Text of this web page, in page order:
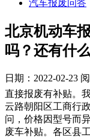
汽车报废问答
北京机动车
吗？还有什
日期：2022-02-23
直接报废有补贴。
云路朝阳区工商行
问，价格因型号而
废车补贴。各区县